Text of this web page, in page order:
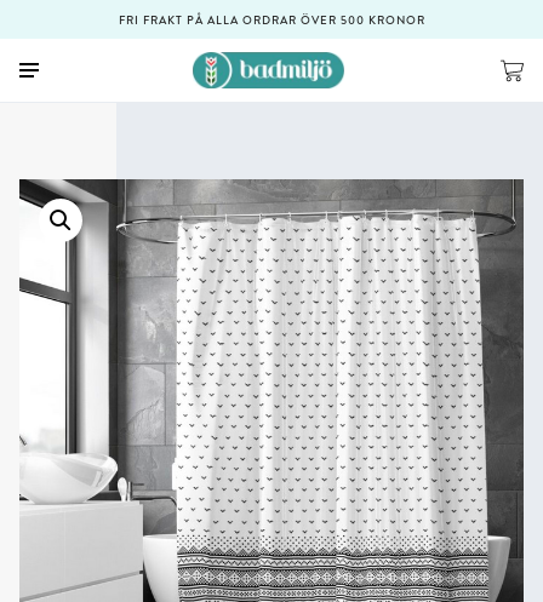
FRI FRAKT PÅ ALLA ORDRAR ÖVER 500 KRONOR